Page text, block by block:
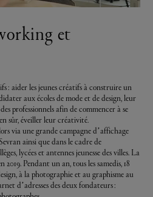
et
: aider les jeunes créatifs à construire un
aux écoles de mode et de design, leur
professionnels afin de commencer à se
sûr, éveiller leur créativité.
via une grande campagne d’affichage
ainsi que dans le cadre de
lycées et antennes jeunesse des villes. La
Pendant un an, tous les samedis, 18
à la photographie et au graphisme au
d’adresses des deux fondateurs :